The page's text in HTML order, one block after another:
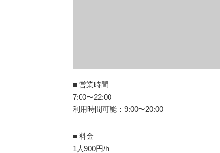
■ 営業時間
7:00〜22:00
利用時間可能：9:00〜20:00
■ 料金
1人900円/h